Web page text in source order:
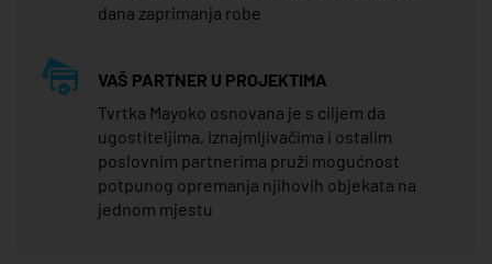
dana zaprimanja robe
VAŠ PARTNER U PROJEKTIMA
Tvrtka Mayoko osnovana je s ciljem da
ugostiteljima, iznajmljivačima i ostalim
poslovnim partnerima pruži mogućnost
potpunog opremanja njihovih objekata na
jednom mjestu